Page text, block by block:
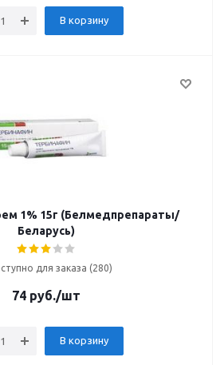
В корзину
1% 15г (Белмедпрепараты/
Беларусь)
для заказа (280)
74 руб./шт
В корзину